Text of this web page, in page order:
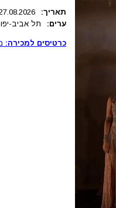
תאריך:
ערים:
תל אביב-יפו
כרטיסים למכירה: